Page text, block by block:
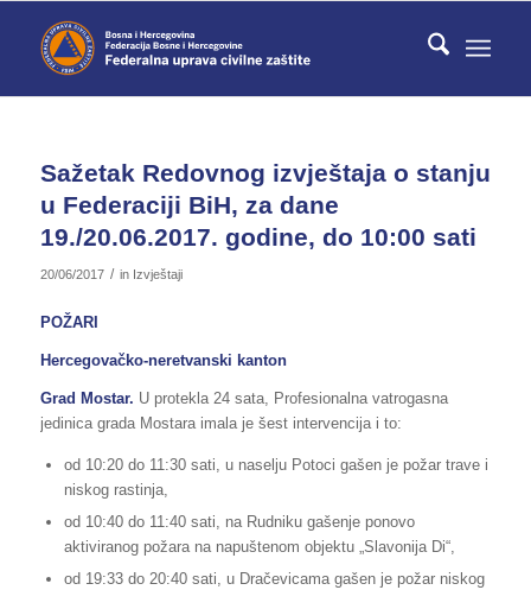
Sažetak Redovnog izvještaja o stanju
u Federaciji BiH, za dane
19./20.06.2017. godine, do 10:00 sati
20/06/2017 / in Izvještaji
POŽARI
Hercegovačko-neretvanski kanton
Grad Mostar. U protekla 24 sata, Profesionalna vatrogasna
jedinica grada Mostara imala je šest intervencija i to:
od 10:20 do 11:30 sati, u naselju Potoci gašen je požar trave i
niskog rastinja,
od 10:40 do 11:40 sati, na Rudniku gašenje ponovo
aktiviranog požara na napuštenom objektu „Slavonija Di“,
od 19:33 do 20:40 sati, u Dračevicama gašen je požar niskog